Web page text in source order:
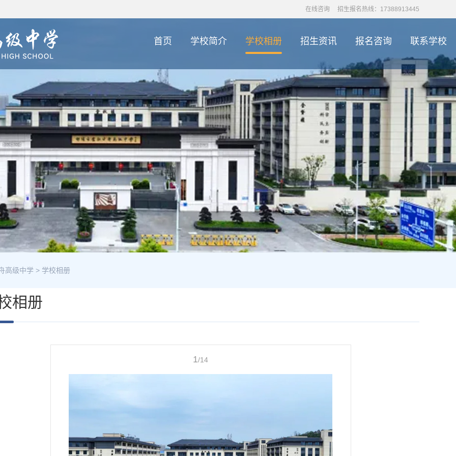
在线咨询 招生报名热线：17388913445
首页 学校简介 学校相册 招生资讯 报名咨询 联系学校
高级中学 > 学校相册
相册
1/14